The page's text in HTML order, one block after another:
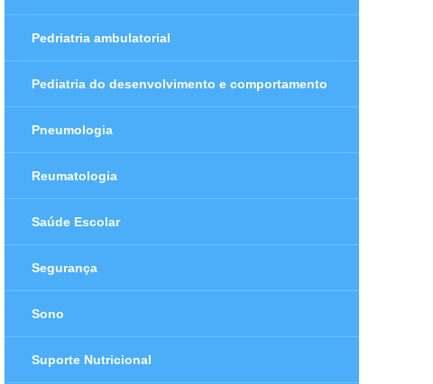
Pedriatria ambulatorial
Pediatria do desenvolvimento e comportamento
Pneumologia
Reumatologia
Saúde Escolar
Segurança
Sono
Suporte Nutricional